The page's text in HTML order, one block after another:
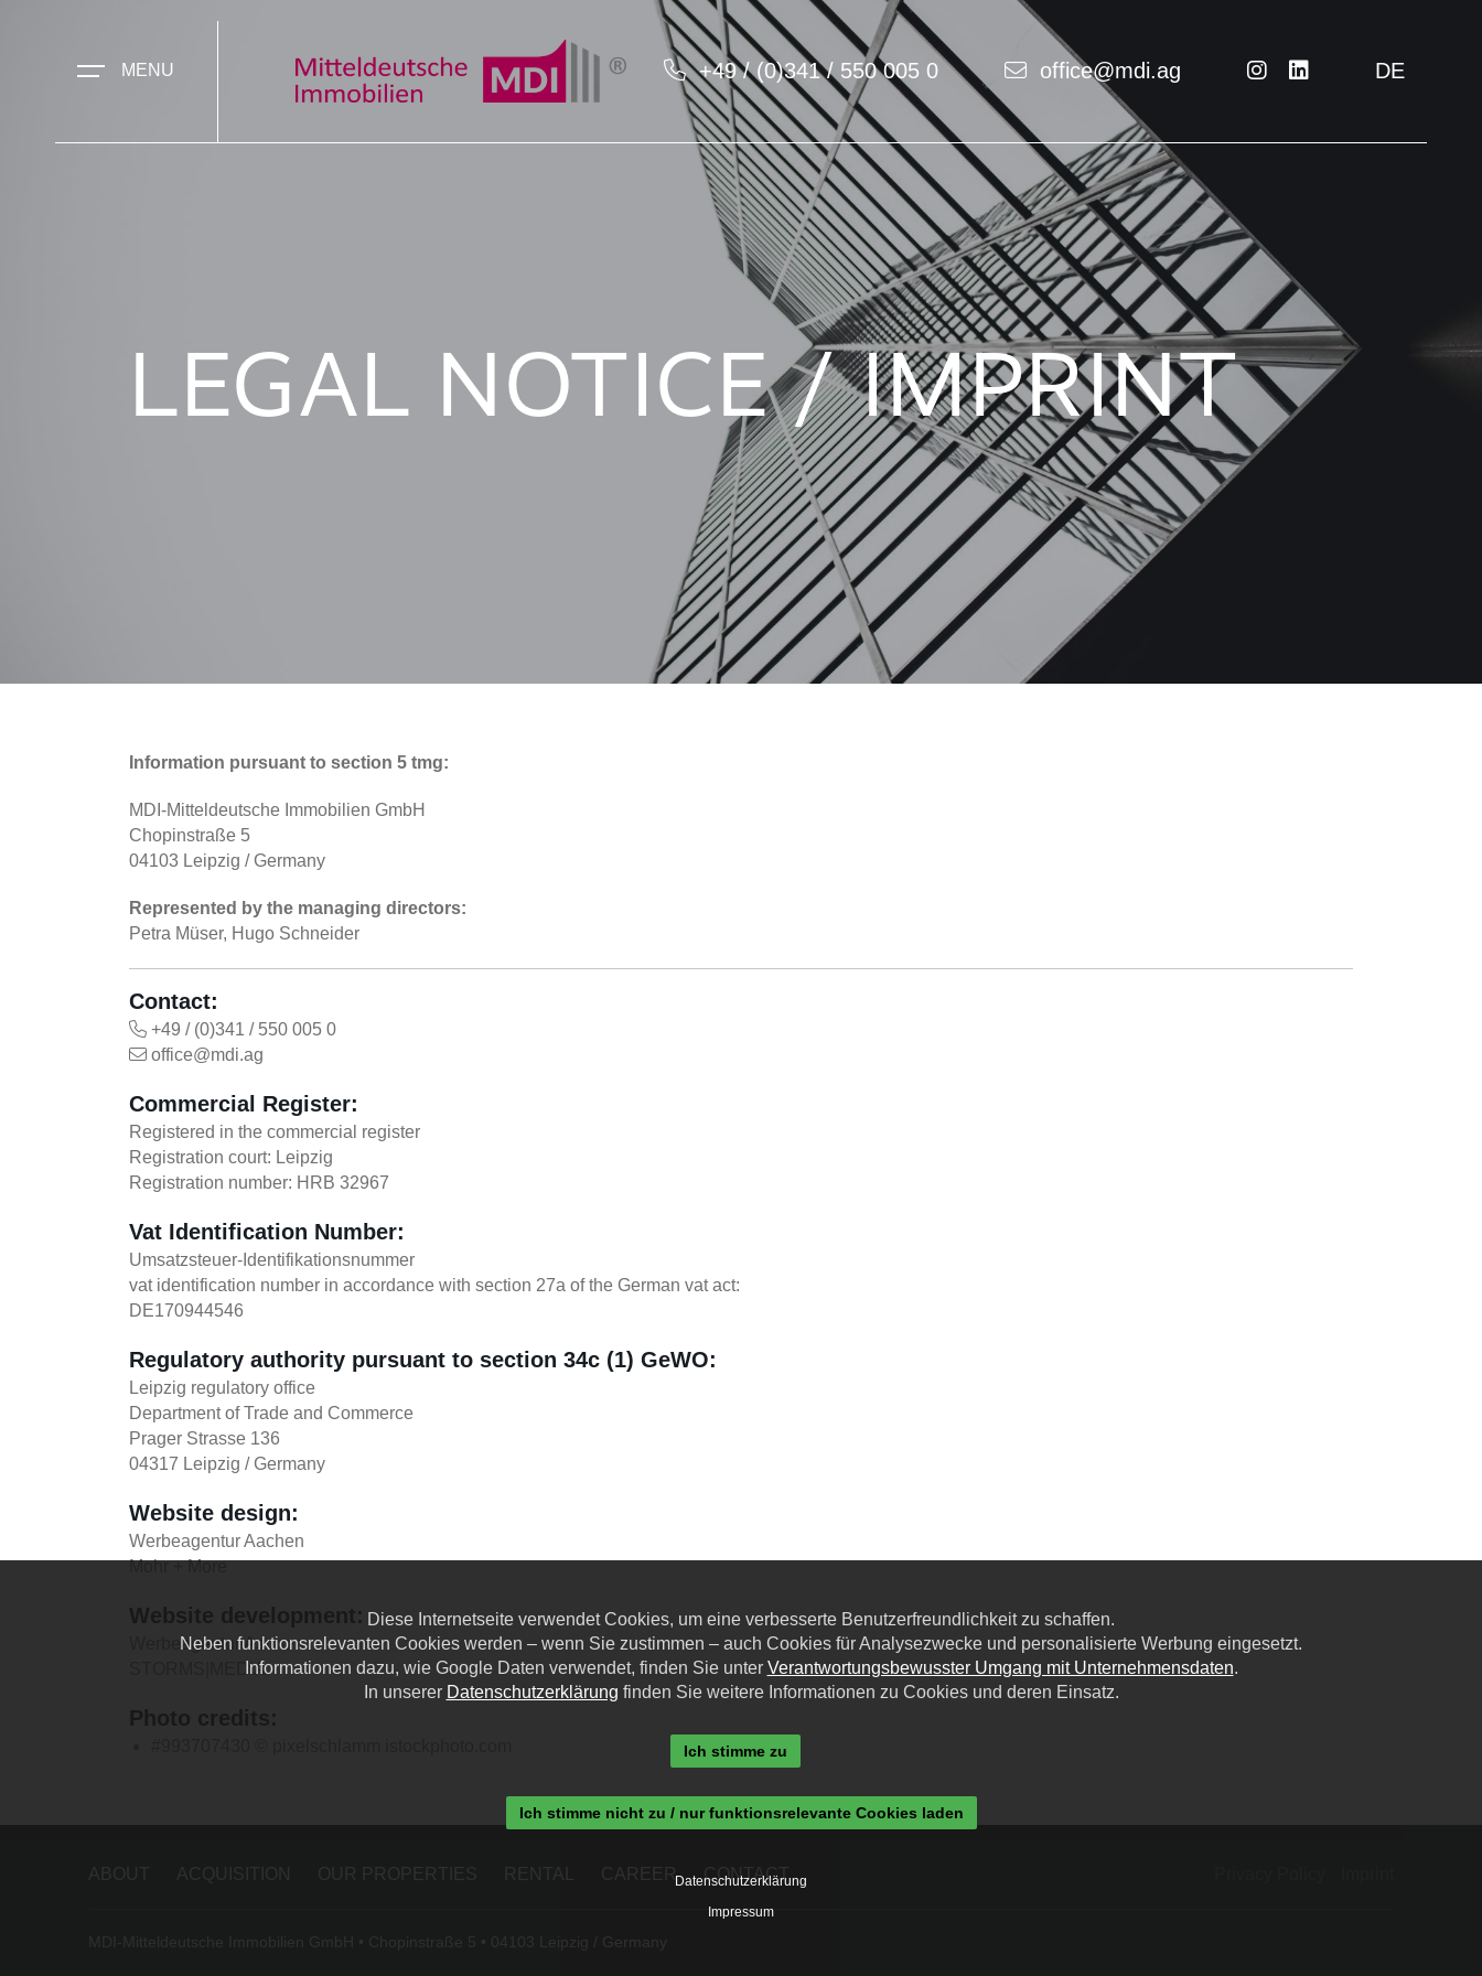
MENU +49 / (0)341 / 550 005 0 office@mdi.ag DE
HOME
NEWS
ABOUT
ACQUISITION
ASSOCIATED COMPANIES
OUR PROPERTIES
OVERVIEW
HOTEL
OFFICE
MIXED USE PROPERTIES
LAND DEVELOPMENT
RENTAL
CAREER
CONTACT
LEGAL NOTICE / IMPRINT
Information pursuant to section 5 tmg:
MDI-Mitteldeutsche Immobilien GmbH
Chopinstraße 5
04103 Leipzig / Germany
Represented by the managing directors:
Petra Müser, Hugo Schneider
Contact:
+49 / (0)341 / 550 005 0
office@mdi.ag
Commercial Register:
Registered in the commercial register
Registration court: Leipzig
Registration number: HRB 32967
Vat Identification Number:
Umsatzsteuer-Identifikationsnummer
vat identification number in accordance with section 27a of the German vat act:
DE170944546
Regulatory authority pursuant to section 34c (1) GeWO:
Leipzig regulatory office
Department of Trade and Commerce
Prager Strasse 136
04317 Leipzig / Germany
Website design:
Werbeagentur Aachen
Mohr + More
Werbeagentur Aachen
STORMS|MEDIA
CAREER CONTACT
Diese Internetseite verwendet Cookies, um eine verbesserte Benutzerfreundlichkeit zu schaffen.
Neben funktionsrelevanten Cookies werden – wenn Sie zustimmen – auch Cookies für Analysezwecke und personalisierte Werbung eingesetzt.
Informationen dazu, wie Google Daten verwendet, finden Sie unter Verantwortungsbewusster Umgang mit Unternehmensdaten.
In unserer Datenschutzerklärung finden Sie weitere Informationen zu Cookies und deren Einsatz.
Ich stimme zu
Ich stimme nicht zu / nur funktionsrelevante Cookies laden
Datenschutzerklärung
Impressum